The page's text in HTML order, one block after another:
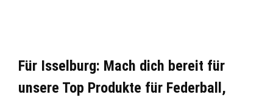
Für Isselburg: Mach dich bereit für
unsere Top Produkte für Federball,